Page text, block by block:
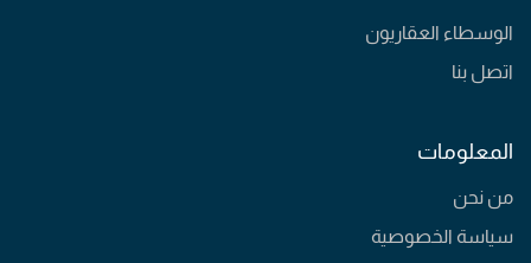
الوسطاء العقاريون
اتصل بنا
المعلومات
من نحن
سياسة الخصوصية